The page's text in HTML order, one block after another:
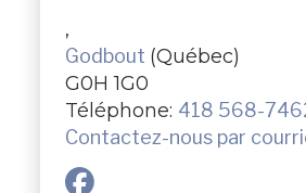
,
Godbout (Québec)
G0H 1G0
Téléphone: 418 568-
Contactez-nous par